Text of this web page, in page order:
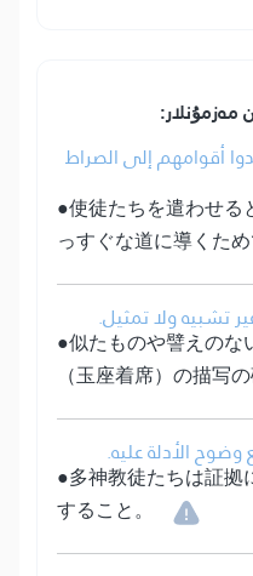
مەزمۇنلار:
أقوامهم إلى الصراط
●使徒たちを遣わせ
っすぐな道に導くため
تشبيه ولا تمثيل.
●似たものや譬えの
（玉座着席）の描写の
الأدلة عليه.
●多神教徒たちは証
すること。